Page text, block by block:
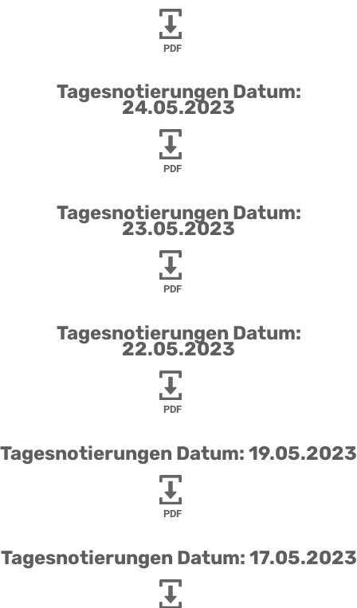
PDF
Tagesnotierungen Datum:
24.05.2023
PDF
Tagesnotierungen Datum:
23.05.2023
PDF
Tagesnotierungen Datum:
22.05.2023
PDF
Tagesnotierungen Datum: 19.05.2023
PDF
Tagesnotierungen Datum: 17.05.2023